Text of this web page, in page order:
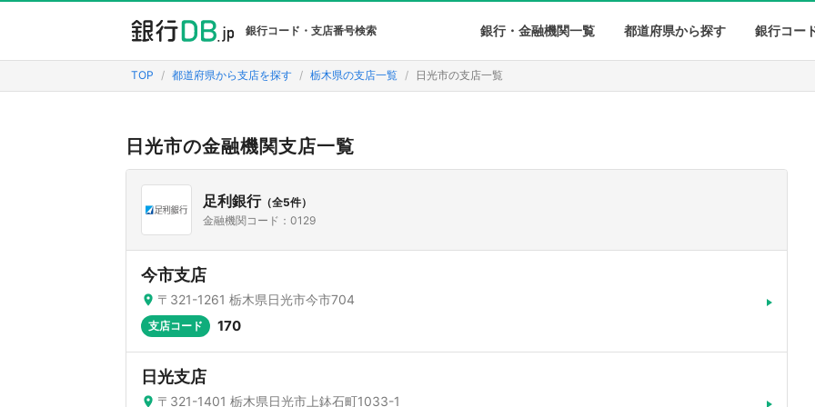
銀行コード・支店番号検索 銀行・金融機関一覧 都道府県から探す 銀行コー
TOP 都道府県から支店を探す 栃木県の支店一覧 日光市の支店一覧
日光市の金融機関支店一覧
足利銀行（全5件）
金融機関コード：0129
今市支店
〒321-1261 栃木県日光市今市704
支店コード 170
日光支店
〒321-1401 栃木県日光市上鉢石町1033-1